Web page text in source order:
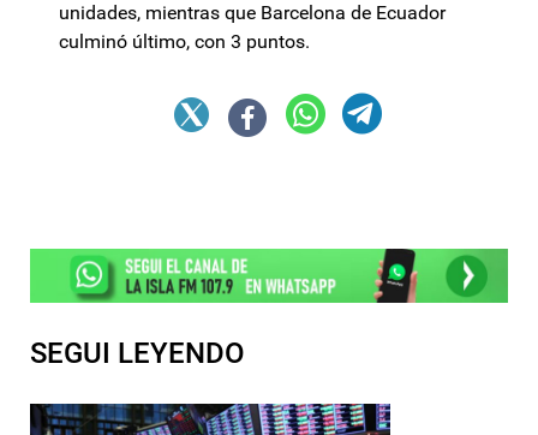
unidades, mientras que Barcelona de Ecuador
culminó último, con 3 puntos.
SEGUI LEYENDO